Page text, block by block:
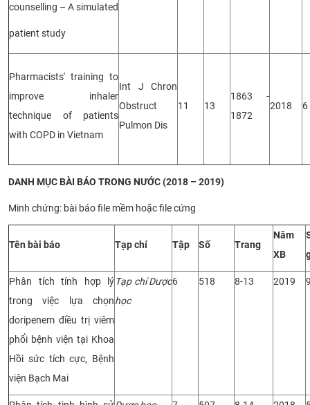
counselling – A simulated
patient study
Pharmacists' training to
improve inhaler
technique of patients
with COPD in Vietnam
Int J Chron
Obstruct
Pulmon Dis
11 13
1863 -
1872
2018 6
DANH MỤC BÀI BÁO TRONG NƯỚC (2018 – 2019)
Minh chứng: bài báo file mềm hoặc file cứng
Tên bài báo Tạp chí Tập Số Trang
Năm
XB
Phân tích tính hợp lý
trong việc lựa chọn
doripenem điều trị viêm
phổi bệnh viện tại Khoa
Hồi sức tích cực, Bệnh
viện Bạch Mai
Tạp chí Dược
học
6 518 8-13 2019